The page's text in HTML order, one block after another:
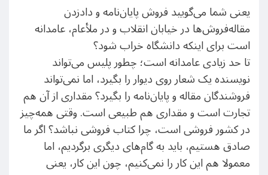
یعنی شما می‌گویید فروش پایان‌نامه و دادزدن
مقاله‌فروش‌ها در خیابان انقلاب و در ملأ‌عام، عامدانه
است برای اینکه دانشگاه خراب شود؟
تا حد زیادی عامدانه است؛ چطور پلیس می‌تواند
نویسنده یک شعار روی دیوار را بگیرد، اما نمی‌تواند
فروشندگان مقاله و پایان‌نامه را بگیرد؟ مقداری از آن هم
تجارت است و مقداری هم طبیعی است. وقتی همه‌چیز
در کشور فروشی است، چرا کتاب فروشی نباشد؟ اگر ما
صادق هستیم، باید به گام‌های دیگری برگردیم، اما
معمولا هم این کار را نمی‌کنیم، چون این کار، یعنی